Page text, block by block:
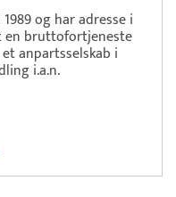
og har adresse i
en bruttofortjeneste
anpartsselskab i
i.a.n.